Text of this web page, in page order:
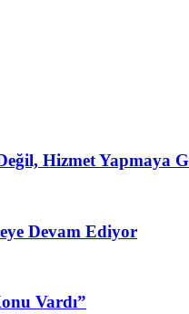
Hizmet Yapmaya
Devam Ediyor
Vardı”